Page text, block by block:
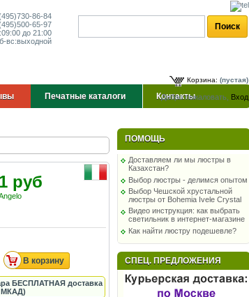
730-86-84
500-65-97
09:00 до 21:00
вс:выходной
Корзина: (пустая)
Добро пожаловать, Вход
Печатные каталоги Контакты
руб
БЕСПЛАТНАЯ доставка
МКАД)
ПОМОЩЬ
Доставляем ли мы люстры в
Казахстан?
Выбор люстры - делимся опытом
Выбор Чешской хрустальной
люстры от Bohemia Ivele Crystal
Видео инструкция: как выбрать
светильник в интернет-магазине
Как найти люстру подешевле?
СПЕЦ. ПРЕДЛОЖЕНИЯ